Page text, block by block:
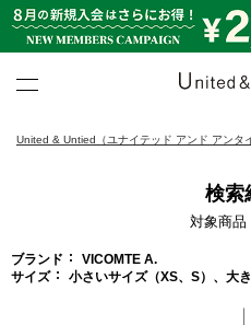
United & Untied（ユナイテッド アンド アンタ
検索
対象商品
ブランド
VICOMTE A.
サイズ
小さいサイズ（XS、S）、大